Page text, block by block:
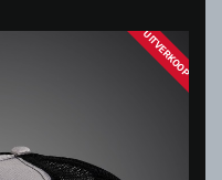
UITVERKOOP